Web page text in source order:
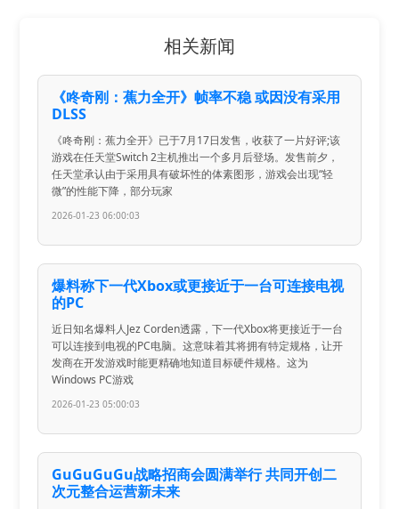
相关新闻
《咚奇刚：蕉力全开》帧率不稳 或因没有采用
DLSS
《咚奇刚：蕉力全开》已于7月17日发售，收获了一片好评;该
游戏在任天堂Switch 2主机推出一个多月后登场。发售前夕，
任天堂承认由于采用具有破坏性的体素图形，游戏会出现“轻
微”的性能下降，部分玩家
2026-01-23 06:00:03
爆料称下一代Xbox或更接近于一台可连接电视
的PC
近日知名爆料人Jez Corden透露，下一代Xbox将更接近于一台
可以连接到电视的PC电脑。这意味着其将拥有特定规格，让开
发商在开发游戏时能更精确地知道目标硬件规格。这为
Windows PC游戏
2026-01-23 05:00:03
GuGuGuGu战略招商会圆满举行 共同开创二
次元整合运营新未来